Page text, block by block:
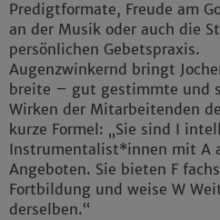
Predigtformate, Freude am
an der Musik oder auch die
persönlichen Gebetspraxis.
Augenzwinkernd bringt
breite – gut gestimmte und
Wirken der Mitarbeitenden
kurze Formel: „Sie sind I
Instrumentalist*innen mit A
Angeboten. Sie bieten F
Fortbildung und weise W
derselben.“